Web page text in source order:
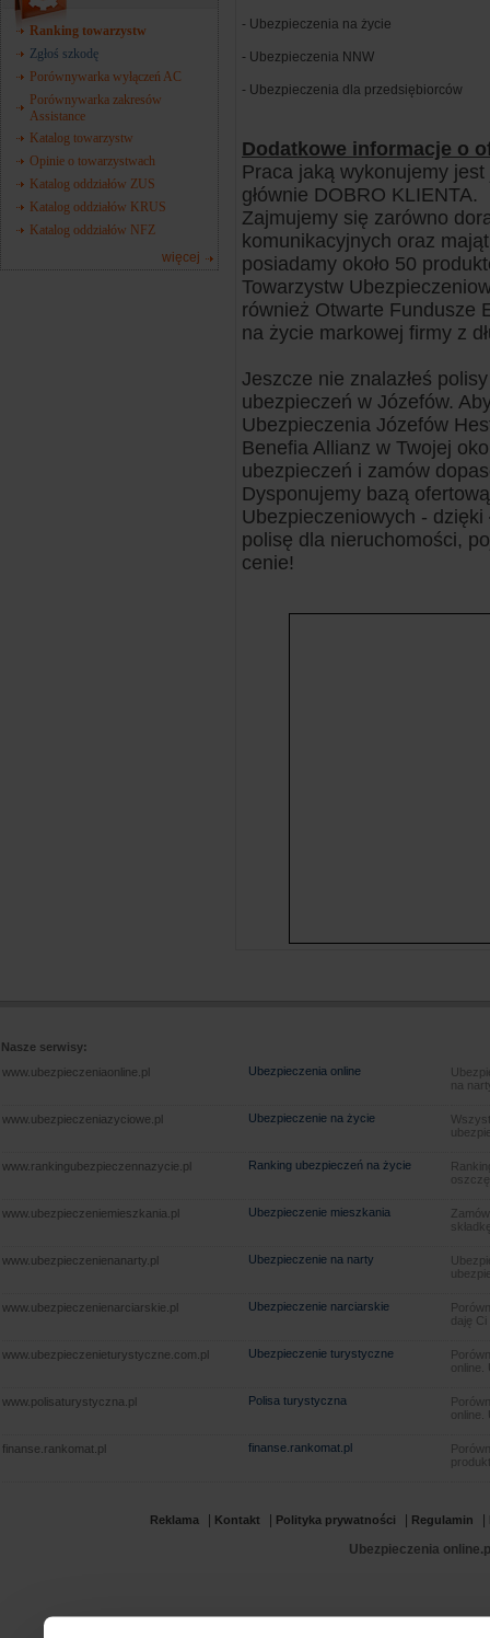
Ranking towarzystw
Zgłoś szkodę
Porównywarka wyłączeń AC
Porównywarka zakresów
Assistance
Katalog towarzystw
Opinie o towarzystwach
Katalog oddziałów ZUS
Katalog oddziałów KRUS
Katalog oddziałów NFZ
więcej
- Ubezpieczenia na życie
- Ubezpieczenia NNW
- Ubezpieczenia dla przedsiębiorców
Dodatkowe informacje o
Praca jaką wykonujemy
głównie DOBRO KLIENTA.
Zajmujemy się zarówno
komunikacyjnych oraz
posiadamy około 50
Towarzystw
również Otwarte Fundusze
na życie markowej firmy z
Jeszcze nie znalazłeś
ubezpieczeń w Józefów.
Ubezpieczenia Józefów
Benefia Allianz w Twojej
ubezpieczeń i zamów
Dysponujemy bazą
Ubezpieczeniowych -
polisę dla nieruchomości,
cenie!
Nasze serwisy:
www.ubezpieczeniaonline.pl
Ubezpieczenia online
na
www.ubezpieczeniazyciowe.pl Ubezpieczenie na życie
www.rankingubezpieczennazycie.pl Ranking ubezpieczeń na życie
www.ubezpieczeniemieszkania.pl Ubezpieczenie mieszkania
www.ubezpieczenienanarty.pl Ubezpieczenie na narty
www.ubezpieczenienarciarskie.pl Ubezpieczenie narciarskie
daję
www.ubezpieczenieturystyczne.com.pl Ubezpieczenie turystyczne
www.polisaturystyczna.pl Polisa turystyczna
finanse.rankomat.pl finanse.rankomat.pl
Reklama Kontakt Polityka prywatności Regulamin
Ubezpieczenia